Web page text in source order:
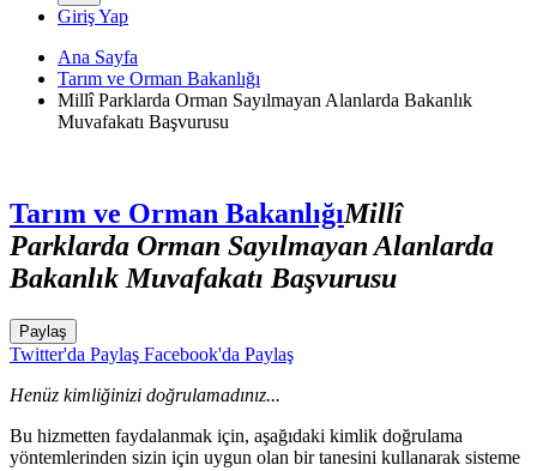
Giriş Yap
Ana Sayfa
Tarım ve Orman Bakanlığı
Millî Parklarda Orman Sayılmayan Alanlarda Bakanlık
Muvafakatı Başvurusu
Tarım ve Orman BakanlığıMillî
Parklarda Orman Sayılmayan Alanlarda
Bakanlık Muvafakatı Başvurusu
Paylaş
Twitter'da Paylaş Facebook'da Paylaş
Henüz kimliğinizi doğrulamadınız...
Bu hizmetten faydalanmak için, aşağıdaki kimlik doğrulama
yöntemlerinden sizin için uygun olan bir tanesini kullanarak sisteme